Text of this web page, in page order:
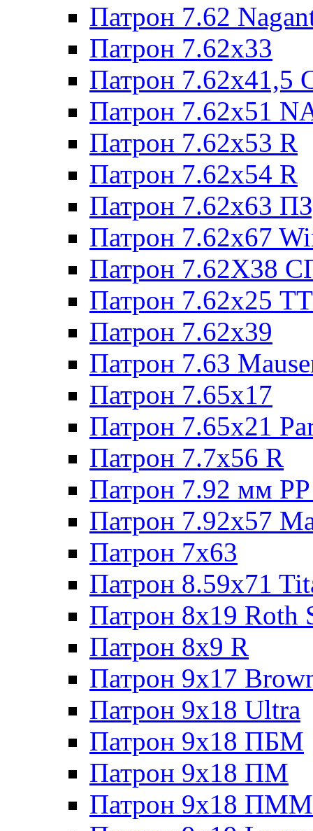
Патрон 7.62
Патрон 7.62x33
Патрон 7.62x41,5
Патрон 7.62x51
Патрон 7.62x53 R
Патрон 7.62x54 R
Патрон 7.62x63
Патрон 7.62x67
Патрон 7.62Х38
Патрон 7.62х25 TT
Патрон 7.62х39
Патрон 7.63
Патрон 7.65x17
Патрон 7.65x21
Патрон 7.7x56 R
Патрон 7.92 мм
Патрон 7.92x57
Патрон 7x63
Патрон 8.59x71
Патрон 8x19 Roth
Патрон 8x9 R
Патрон 9x17
Патрон 9x18 Ultra
Патрон 9x18 ПБМ
Патрон 9x18 ПМ
Патрон 9x18 ПММ